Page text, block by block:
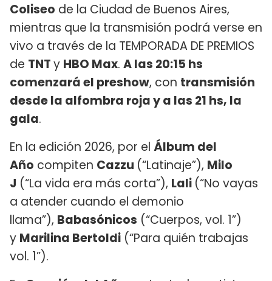
Coliseo de la Ciudad de Buenos Aires,
mientras que la transmisión podrá verse en
vivo a través de la TEMPORADA DE PREMIOS
de TNTy HBO Max. A las 20:15 hs
comenzará el preshow, con transmisión
desde la alfombra roja y a las 21 hs, la
gala.
En la edición 2026, por el Álbum del
Año compiten Cazzu (“Latinaje”), Milo
J (“La vida era más corta”), Lali (“No vayas
a atender cuando el demonio
llama”), Babasónicos (“Cuerpos, vol. 1”)
y Marilina Bertoldi (“Para quién trabajas
vol. 1”).